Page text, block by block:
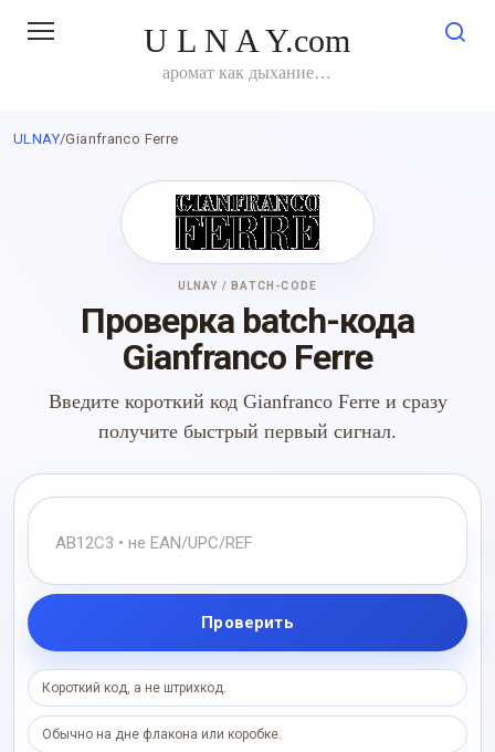
U L N A Y.com
аромат как дыхание…
ULNAY/Gianfranco Ferre
ULNAY / BATCH-CODE
Проверка batch-кода
Gianfranco Ferre
Введите короткий код Gianfranco Ferre и сразу
получите быстрый первый сигнал.
Проверить
Короткий код, а не штрихкод.
Обычно на дне флакона или коробке.